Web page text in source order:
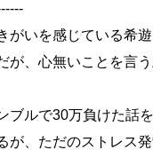
がいを感じている希
が、心無いことを言
ブルで30万負けた話
が、ただのストレス